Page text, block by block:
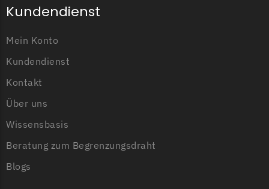
Kundendienst
Mein Konto
Kundendienst
Kontakt
Über uns
Wissensbasis
Beratung zum Begrenzungsdraht
Blogs